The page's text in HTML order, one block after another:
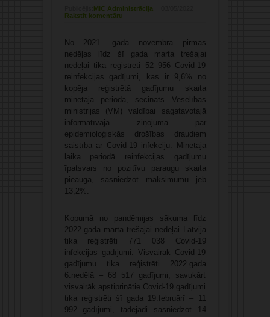
MIC Administrācija
Rakstīt komentāru
No 2021. gada novembra pirmās
nedēļas līdz šī gada marta trešajai
nedēļai tika reģistrēti 52 956 Covid-19
reinfekcijas gadījumi, kas ir 9,6% no
kopēja reģistrētā gadījumu skaita
minētajā periodā, secināts Veselības
ministrijas (VM) valdībai sagatavotajā
informatīvajā ziņojumā par
epidemioloģiskās drošības draudiem
saistībā ar Covid-19 infekciju. Minētajā
laika periodā reinfekcijas gadījumu
īpatsvars no pozitīvu paraugu skaita
pieauga, sasniedzot maksimumu jeb
13,2%.
Kopumā no pandēmijas sākuma līdz
2022.gada marta trešajai nedēļai Latvijā
tika reģistrēti 771 038 Covid-19
infekcijas gadījumi. Visvairāk Covid-19
gadījumu tika reģistrēti 2022.gada
6.nedēļā – 68 517 gadījumi, savukārt
visvairāk apstiprinātie Covid-19 gadījumi
tika reģistrēti šī gada 19.februārī – 11
992 gadījumi, tādējādi sasniedzot 14